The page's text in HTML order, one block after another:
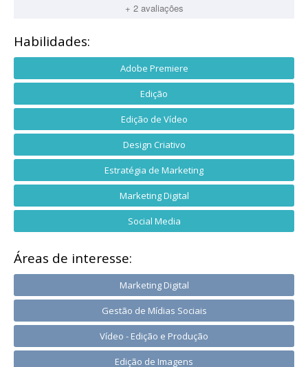
+ 2 avaliações
Habilidades:
Adobe Premiere
Edição
Edição de Vídeo
Design Criativo
Estratégia de Marketing
Marketing Digital
Social Media
Áreas de interesse:
Marketing Digital
Gestão de Mídias Sociais
Vídeo - Edição e Produção
Edição de Imagens